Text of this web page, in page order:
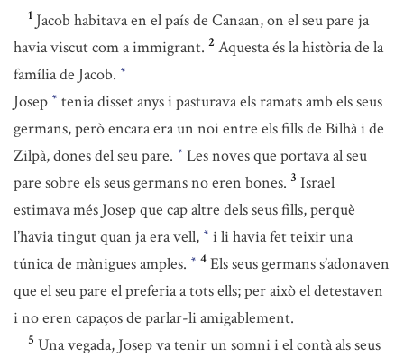
1 Jacob habitava en el país de Canaan, on el seu pare ja
havia viscut com a immigrant. 2 Aquesta és la història de la
família de Jacob. *
Josep * tenia disset anys i pasturava els ramats amb els seus
germans, però encara era un noi entre els fills de Bilhà i de
Zilpà, dones del seu pare. * Les noves que portava al seu
pare sobre els seus germans no eren bones. 3 Israel
estimava més Josep que cap altre dels seus fills, perquè
l’havia tingut quan ja era vell, * i li havia fet teixir una
túnica de mànigues amples. * 4 Els seus germans s’adonaven
que el seu pare el preferia a tots ells; per això el detestaven
i no eren capaços de parlar-li amigablement.
5 Una vegada, Josep va tenir un somni i el contà als seus